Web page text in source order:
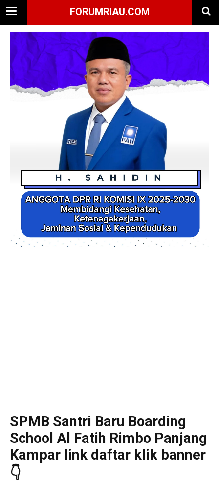
FORUMRIAU.COM
SPMB Santri Baru Boarding
School Al Fatih Rimbo Panjang
Kampar link daftar klik banner
👇